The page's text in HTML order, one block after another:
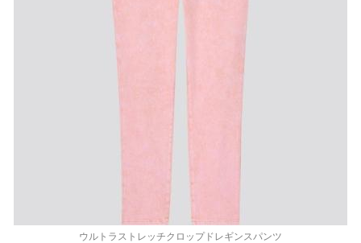
ウルトラストレッチクロップドレギンスパンツ